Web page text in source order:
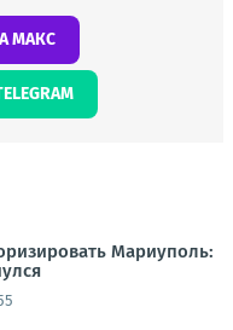
МАКС
Мариуполь: